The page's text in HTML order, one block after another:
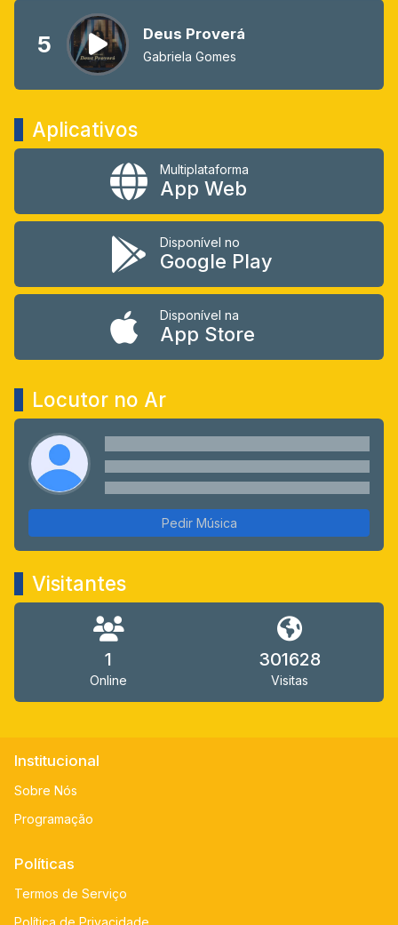
5 Deus Proverá
Gabriela Gomes
Aplicativos
Multiplataforma
App Web
Disponível no
Google Play
Disponível na
App Store
Locutor no Ar
Pedir Música
Visitantes
1
Online
301628
Visitas
Institucional
Sobre Nós
Programação
Políticas
Termos de Serviço